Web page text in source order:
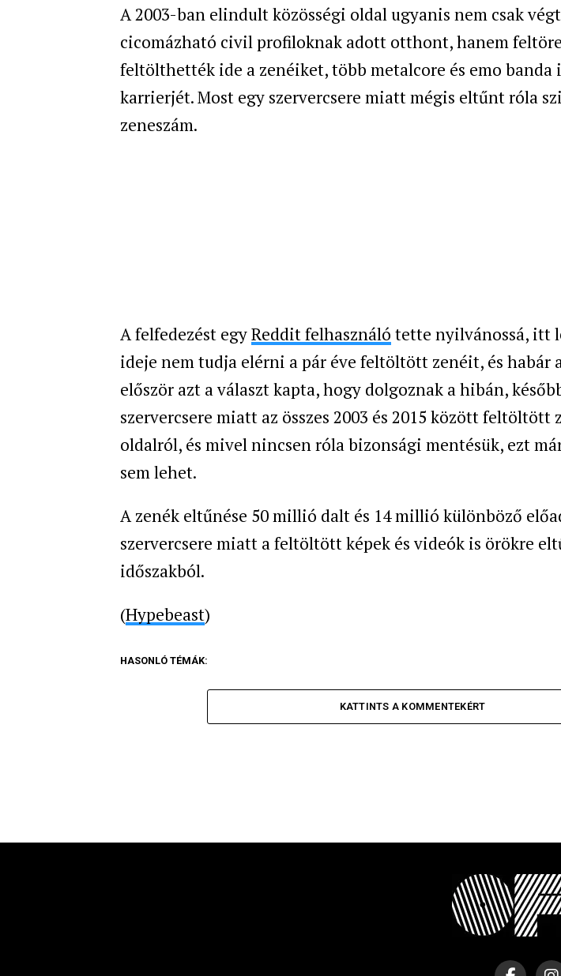
A 2003-ban elindult közösségi oldal ugyanis nem csak
cicomázható civil profiloknak adott otthont, hanem
feltölthették ide a zenéiket, több metalcore és emo
karrierjét. Most egy szervercsere miatt mégis eltűnt róla
zeneszám.
A felfedezést egyReddit felhasználó tette nyilvánossá, itt
ideje nem tudja elérni a pár éve feltöltött zenéit, és habár
először azt a választ kapta, hogy dolgoznak a hibán,
szervercsere miatt az összes 2003 és 2015 között feltöltött
oldalról, és mivel nincsen róla bizonsági mentésük, ezt
sem lehet.
A zenék eltűnése 50 millió dalt és 14 millió különböző
szervercsere miatt a feltöltött képek és videók is örökre
időszakból.
(Hypebeast)
HASONLÓ TÉMÁK:
KATTINTS A KOMMENTEKÉRT